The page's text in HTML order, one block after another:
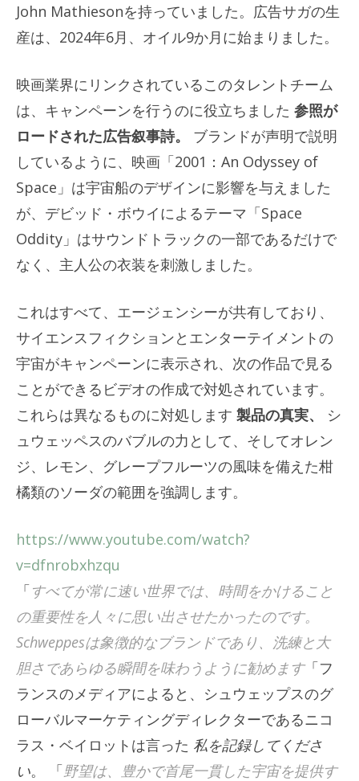
John Mathiesonを持っていました。広告サガの生
産は、2024年6月、オイル9か月に始まりました。
映画業界にリンクされているこのタレントチーム
は、キャンペーンを行うのに役立ちました 参照が
ロードされた広告叙事詩。
ブランドが声明で説明
しているように、映画「2001：An Odyssey of
Space」は宇宙船のデザインに影響を与えました
が、デビッド・ボウイによるテーマ「Space
Oddity」はサウンドトラックの一部であるだけで
なく、主人公の衣装を刺激しました。
これはすべて、エージェンシーが共有しており、
サイエンスフィクションとエンターテイメントの
宇宙がキャンペーンに表示され、次の作品で見る
ことができるビデオの作成で対処されています。
これらは異なるものに対処します 製品の真実、
シ
ュウェッペスのバブルの力として、そしてオレン
ジ、レモン、グレープフルーツの風味を備えた柑
橘類のソーダの範囲を強調します。
https://www.youtube.com/watch?
v=dfnrobxhzqu
「すべてが常に速い世界では、時間をかけること
の重要性を人々に思い出させたかったのです。
Schweppesは象徴的なブランドであり、洗練と大
胆さであらゆる瞬間を味わうように勧めます「フ
ランスのメディアによると、シュウェップスのグ
ローバルマーケティングディレクターであるニコ
ラス・ベイロットは言った 私を記録してくださ
い。 「野望は、豊かで首尾一貫した宇宙を提供す